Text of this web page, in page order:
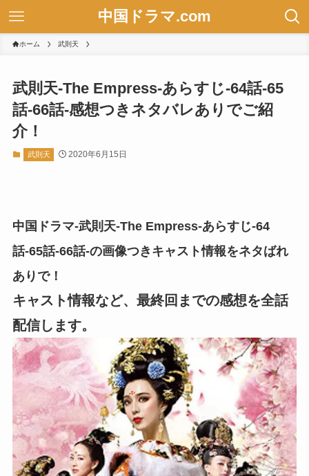
中国ドラマ.com
ホーム 武則天
武則天-The Empress-あらすじ-64話-65
話-66話-感想つきネタバレありでご紹
介！
武則天 2020年6月15日
中国ドラマ-武則天-The Empress-あらすじ-64
話-65話-66話-の画像つきキャスト情報をネタばれ
ありで！
キャスト情報など、最終回までの感想を全話
配信します。